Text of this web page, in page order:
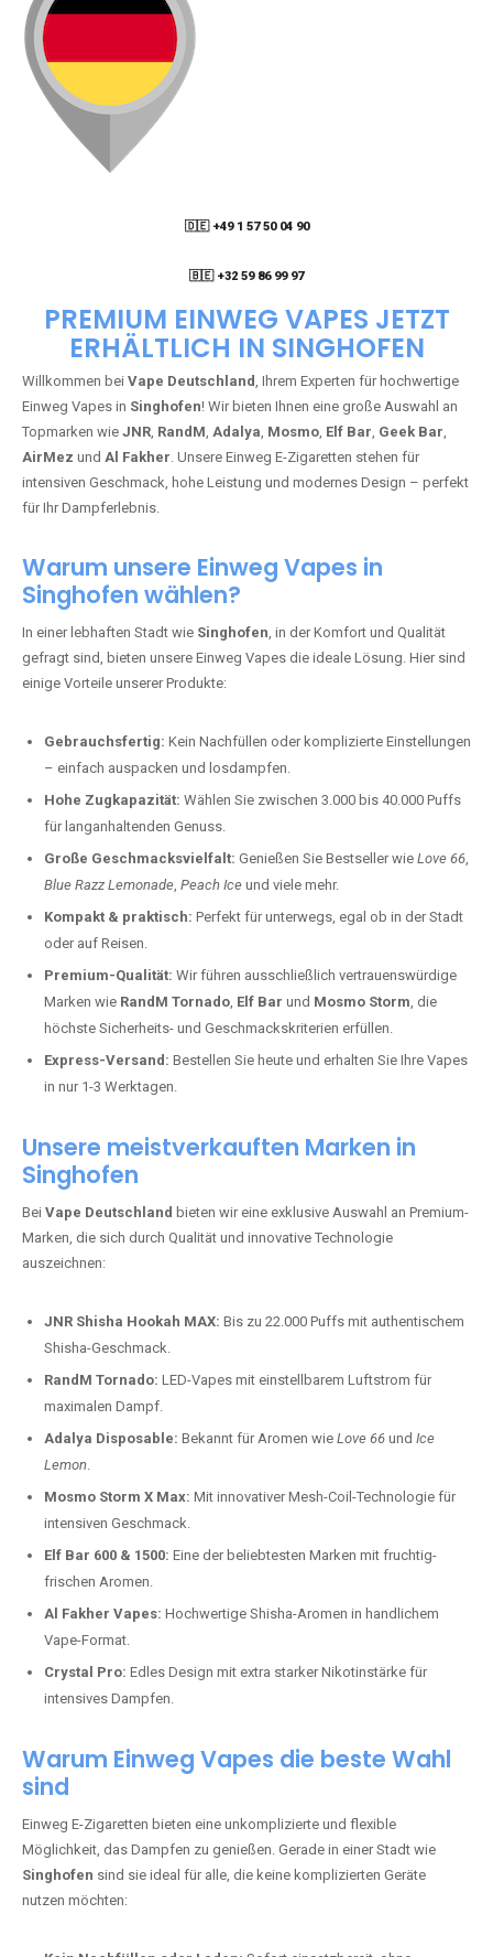
🇩🇪 +49 1 57 50 04 90
🇧🇪 +32 59 86 99 97
PREMIUM EINWEG VAPES JETZT
ERHÄLTLICH IN SINGHOFEN
Willkommen bei Vape Deutschland, Ihrem Experten für hochwertige
Einweg Vapes in Singhofen! Wir bieten Ihnen eine große Auswahl an
Topmarken wie JNR, RandM, Adalya, Mosmo, Elf Bar, Geek Bar,
AirMez und Al Fakher. Unsere Einweg E-Zigaretten stehen für
intensiven Geschmack, hohe Leistung und modernes Design – perfekt
für Ihr Dampferlebnis.
Warum unsere Einweg Vapes in
Singhofen wählen?
In einer lebhaften Stadt wie Singhofen, in der Komfort und Qualität
gefragt sind, bieten unsere Einweg Vapes die ideale Lösung. Hier sind
einige Vorteile unserer Produkte:
Gebrauchsfertig: Kein Nachfüllen oder komplizierte Einstellungen
– einfach auspacken und losdampfen.
Hohe Zugkapazität: Wählen Sie zwischen 3.000 bis 40.000 Puffs
für langanhaltenden Genuss.
Große Geschmacksvielfalt: Genießen Sie Bestseller wie Love 66,
Blue Razz Lemonade, Peach Ice und viele mehr.
Kompakt & praktisch: Perfekt für unterwegs, egal ob in der Stadt
oder auf Reisen.
Premium-Qualität: Wir führen ausschließlich vertrauenswürdige
Marken wie RandM Tornado, Elf Bar und Mosmo Storm, die
höchste Sicherheits- und Geschmackskriterien erfüllen.
Express-Versand: Bestellen Sie heute und erhalten Sie Ihre Vapes
in nur 1-3 Werktagen.
Unsere meistverkauften Marken in
Singhofen
Bei Vape Deutschland bieten wir eine exklusive Auswahl an Premium-
Marken, die sich durch Qualität und innovative Technologie
auszeichnen:
JNR Shisha Hookah MAX: Bis zu 22.000 Puffs mit authentischem
Shisha-Geschmack.
RandM Tornado: LED-Vapes mit einstellbarem Luftstrom für
maximalen Dampf.
Adalya Disposable: Bekannt für Aromen wie Love 66 und Ice
Lemon.
Mosmo Storm X Max: Mit innovativer Mesh-Coil-Technologie für
intensiven Geschmack.
Elf Bar 600 & 1500: Eine der beliebtesten Marken mit fruchtig-
frischen Aromen.
Al Fakher Vapes: Hochwertige Shisha-Aromen in handlichem
Vape-Format.
Crystal Pro: Edles Design mit extra starker Nikotinstärke für
intensives Dampfen.
Warum Einweg Vapes die beste Wahl
sind
Einweg E-Zigaretten bieten eine unkomplizierte und flexible
Möglichkeit, das Dampfen zu genießen. Gerade in einer Stadt wie
Singhofen sind sie ideal für alle, die keine komplizierten Geräte
nutzen möchten: